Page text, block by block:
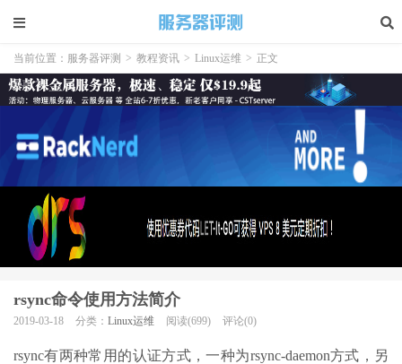
当前位置： 服务器评测 > 教程资讯 > Linux运维 > 正文
rsync命令使用方法简介
2019-03-18 分类： Linux运维 阅读(699) 评论(0)
rsync有两种常用的认证方式，一种为rsync-daemon方式，另